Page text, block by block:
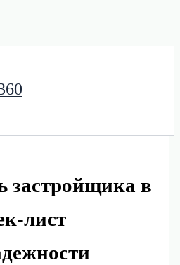
застройщика в
лист